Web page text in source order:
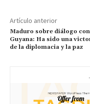
Artículo anterior
Maduro sobre diálogo con
Guyana: Ha sido una
de la diplomacia y la paz